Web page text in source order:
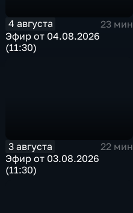
4 августа
23 мин
Эфир от 04.08.2026
(11:30)
3 августа
22 мин
Эфир от 03.08.2026
(11:30)